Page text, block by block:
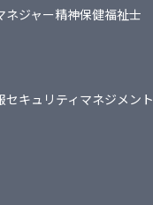
ネジャー精神保健福祉士
セキュリティマネジメント